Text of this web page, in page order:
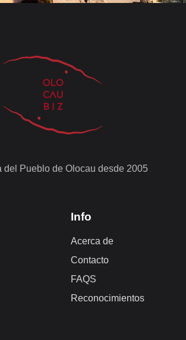
del Pueblo de Olocau desde 2005
Info
Acerca de
Contacto
FAQS
Reconocimientos